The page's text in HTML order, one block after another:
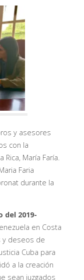
y asesores
con la
María Faría.
Faria
durante la
del 2019-
en Costa
y deseos de
Cuba para
a la creación
sean juzgados